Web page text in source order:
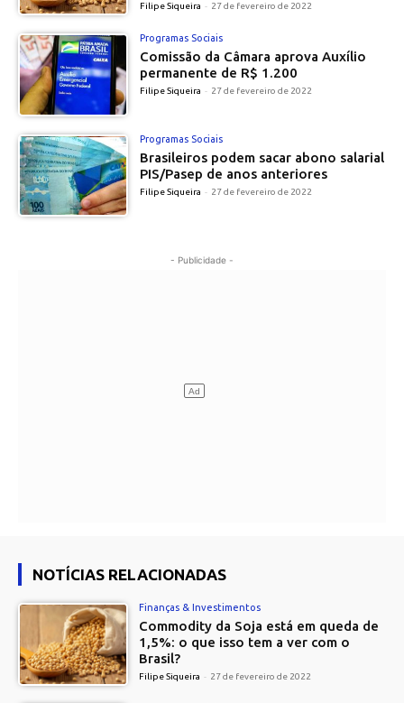
Filipe Siqueira - 27 de fevereiro de 2022
Programas Sociais
Comissão da Câmara aprova Auxílio
permanente de R$ 1.200
Filipe Siqueira - 27 de fevereiro de 2022
Programas Sociais
Brasileiros podem sacar abono salarial
PIS/Pasep de anos anteriores
Filipe Siqueira - 27 de fevereiro de 2022
- Publicidade -
NOTÍCIAS RELACIONADAS
Finanças & Investimentos
Commodity da Soja está em queda de
1,5%: o que isso tem a ver com o
Brasil?
Filipe Siqueira - 27 de fevereiro de 2022